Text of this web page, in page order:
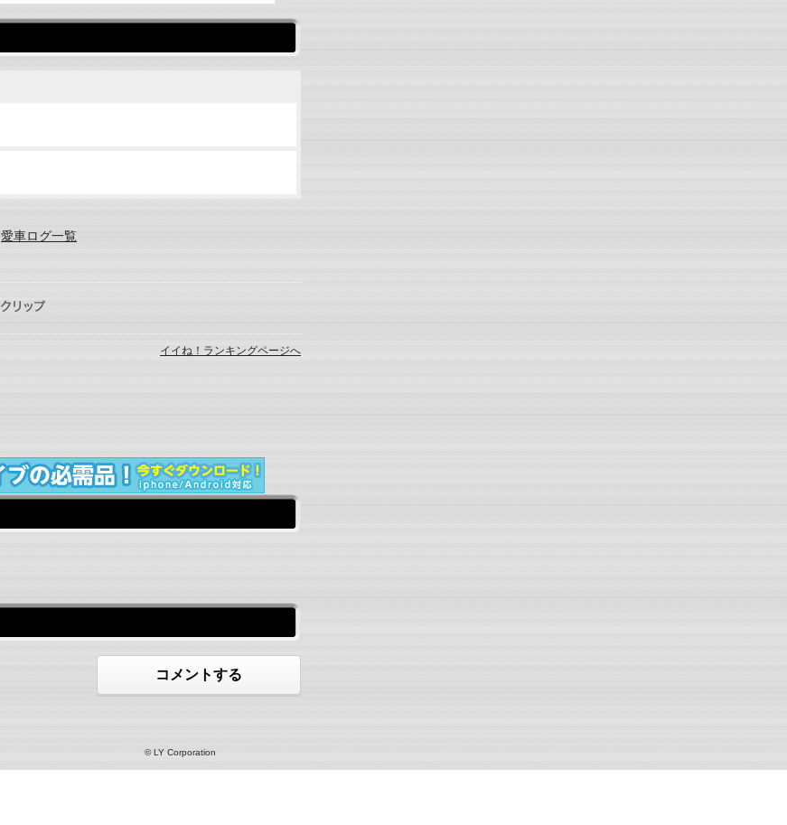
愛車ログ一覧
イイね！ランキングページへ
コメントする
© LY Corporation